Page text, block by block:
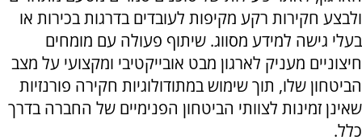
ולבצע חקירות רקע מקיפות לעובדים בדרגות בכירות או
בעלי גישה למידע מסווג. שיתוף פעולה עם מומחים
חיצוניים מעניק לארגון מבט אובייקטיבי ומקצועי על מצב
הביטחון שלו, תוך שימוש במתודולוגיות חקירה פורנזיות
שאינן זמינות לצוותי הביטחון הפנימיים של החברה בדרך
כלל.